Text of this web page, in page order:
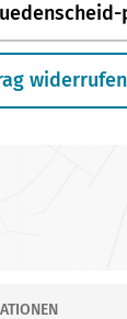
widerrufen